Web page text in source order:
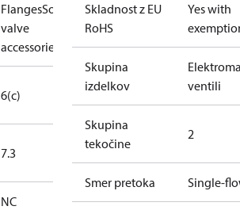
FlangesSolenoid
valve
accessories
6(c)
7.3
NC
Skladnost z EU
RoHS
Yes with
Skupina
izdelkov
ventili
Skupina
tekočine
2
Smer pretoka Single-